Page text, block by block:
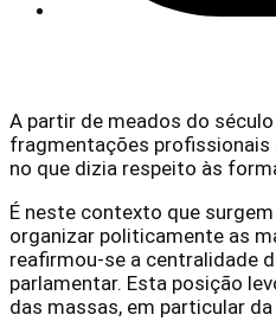
A partir de meados do
fragmentações profissionais
no que dizia respeito às
É neste contexto que
organizar politicamente as
reafirmou-se a centralidade
parlamentar. Esta posição
das massas, em particular